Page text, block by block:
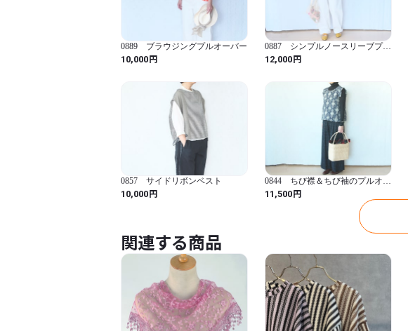
0889 ブラウジングプルオーバー
10,000円
0887 シンプルノースリーブプル
オーバー
12,000円
0857 サイドリボンベスト
10,000円
0844 ちび襟＆ちび袖のプルオー
バー
11,500円
関連する商品